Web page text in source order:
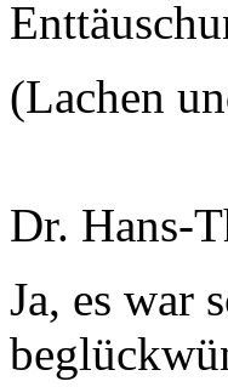
(Lachen
Dr. Hans-
Ja, es war